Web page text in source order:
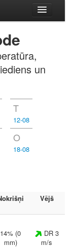
un
T
12-08
O
18-08
Vējš
14% (0
mm)
DR 3
m/s